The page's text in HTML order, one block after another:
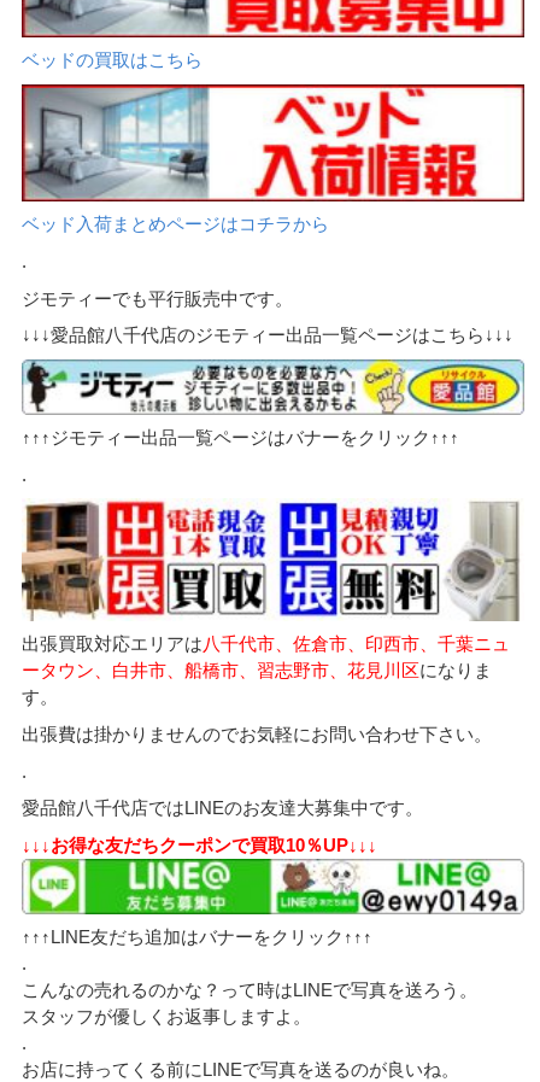
ベッドの買取はこちら
ベッド入荷まとめページはコチラから
.
ジモティーでも平行販売中です。
↓↓↓愛品館八千代店のジモティー出品一覧ページはこちら↓↓↓
↑↑↑ジモティー出品一覧ページはバナーをクリック↑↑↑
.
出張買取対応エリアは八千代市、佐倉市、印西市、千葉ニュ
ータウン、白井市、船橋市、習志野市、花見川区になりま
す。
出張費は掛かりませんのでお気軽にお問い合わせ下さい。
.
愛品館八千代店ではLINEのお友達大募集中です。
↓↓↓お得な友だちクーポンで買取10％UP↓↓↓
↑↑↑LINE友だち追加はバナーをクリック↑↑↑
.
こんなの売れるのかな？って時はLINEで写真を送ろう。
スタッフが優しくお返事しますよ。
.
お店に持ってくる前にLINEで写真を送るのが良いね。